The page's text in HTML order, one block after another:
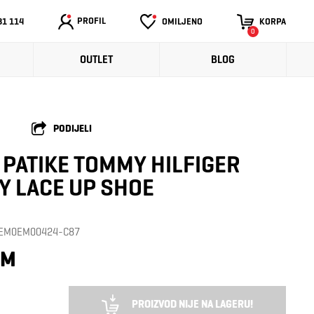
114 PROFIL OMILJENO KORPA
0
OUTLET BLOG
PODIJELI
TOMMY HILFIGER
LACE UP SHOE
C87
PROIZVOD NIJE NA LAGERU!